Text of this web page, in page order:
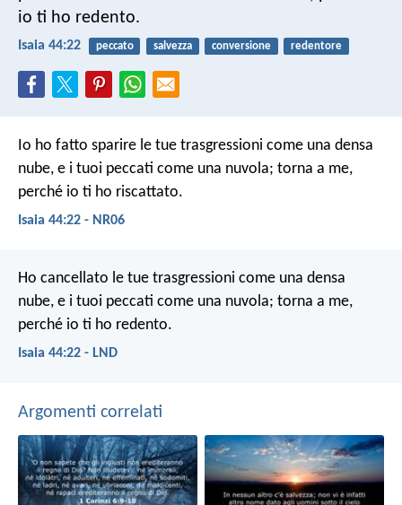
io ti ho redento.
Isaia 44:22 peccato salvezza conversione redentore
Io ho fatto sparire le tue trasgressioni come una densa
nube, e i tuoi peccati come una nuvola; torna a me,
perché io ti ho riscattato.
Isaia 44:22 - NR06
Ho cancellato le tue trasgressioni come una densa
nube, e i tuoi peccati come una nuvola; torna a me,
perché io ti ho redento.
Isaia 44:22 - LND
Argomenti correlati